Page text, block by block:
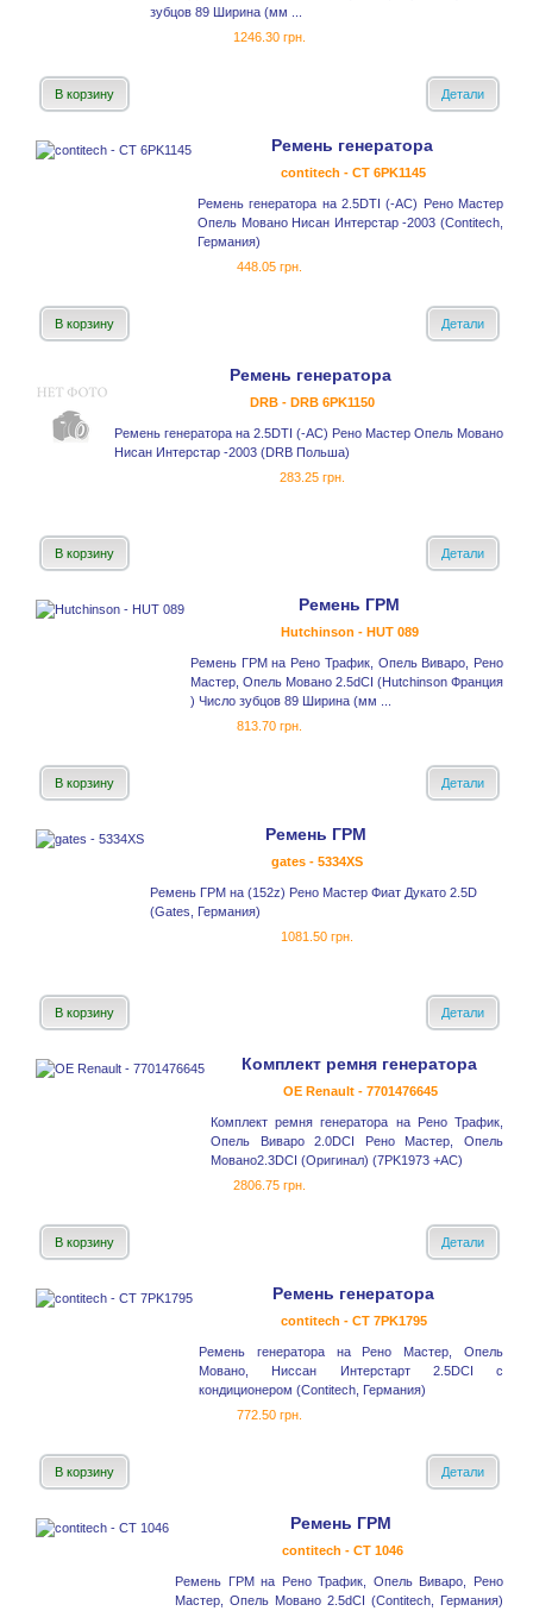
зубцов 89 Ширина (мм ...
1246.30 грн.
В корзину Детали
Ремень генератора
contitech - CT 6PK1145
Ремень генератора на 2.5DTI (-AC) Рено Мастер
Опель Мовано Нисан Интерстар -2003 (Contitech,
Германия)
448.05 грн.
В корзину Детали
Ремень генератора
DRB - DRB 6PK1150
Ремень генератора на 2.5DTI (-AC) Рено Мастер Опель Мовано
Нисан Интерстар -2003 (DRB Польша)
283.25 грн.
В корзину Детали
Ремень ГРМ
Hutchinson - HUT 089
Ремень ГРМ на Рено Трафик, Опель Виваро, Рено
Мастер, Опель Мовано 2.5dCI (Hutchinson Франция
) Число зубцов 89 Ширина (мм ...
813.70 грн.
В корзину Детали
Ремень ГРМ
gates - 5334XS
Ремень ГРМ на (152z) Рено Мастер Фиат Дукато 2.5D
(Gates, Германия)
1081.50 грн.
В корзину Детали
Комплект ремня генератора
OE Renault - 7701476645
Комплект ремня генератора на Рено Трафик,
Опель Виваро 2.0DCI Рено Мастер, Опель
Мовано2.3DCI (Оригинал) (7PK1973 +AC)
2806.75 грн.
В корзину Детали
Ремень генератора
contitech - CT 7PK1795
Ремень генератора на Рено Мастер, Опель
Мовано, Ниссан Интерстарт 2.5DCI с
кондиционером (Contitech, Германия)
772.50 грн.
В корзину Детали
Ремень ГРМ
contitech - CT 1046
Ремень ГРМ на Рено Трафик, Опель Виваро, Рено
Мастер, Опель Мовано 2.5dCI (Contitech, Германия)